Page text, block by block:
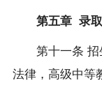
第五章 录
第十一条 招
法律，高级中等